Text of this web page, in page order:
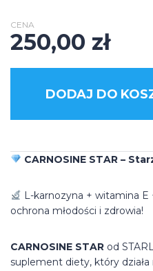
CENA
250,00 zł
DODAJ DO
CARNOSINE STAR –
L-karnozyna + witamina
ochrona młodości i zdrowia!
CARNOSINE STAR od
suplement diety, który